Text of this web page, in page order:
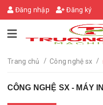
Đăng nhập Đăng ký
Trang chủ / Công nghệ sx /
CÔNG NGHỆ SX - MÁY